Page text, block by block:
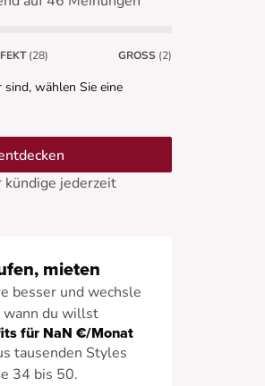
(28) GROSS (2)
sind, wählen Sie eine
kündige jederzeit
mieten
besser und wechsle
du willst
für NaN €/Monat
tausenden Styles
34 bis 50.